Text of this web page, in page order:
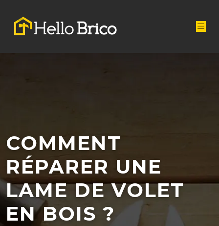
COMMENT
RÉPARER UNE
LAME DE VOLET
EN BOIS ?